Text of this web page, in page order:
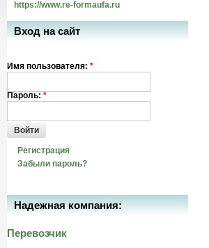
https://www.re-formaufa.ru
Вход на сайт
Имя пользователя: *
Пароль: *
Войти
Регистрация
Забыли пароль?
Надежная компания:
Перевозчик